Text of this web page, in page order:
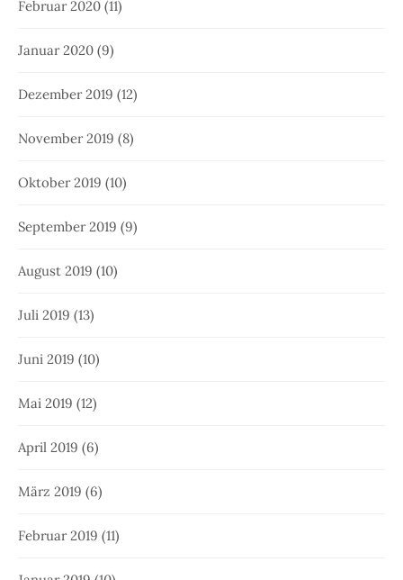
Februar 2020 (11)
Januar 2020 (9)
Dezember 2019 (12)
November 2019 (8)
Oktober 2019 (10)
September 2019 (9)
August 2019 (10)
Juli 2019 (13)
Juni 2019 (10)
Mai 2019 (12)
April 2019 (6)
März 2019 (6)
Februar 2019 (11)